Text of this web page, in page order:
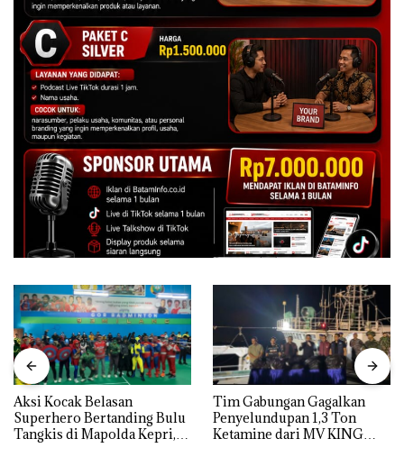
Aksi Kocak Belasan
Superhero Bertanding Bulu
Tangkis di Mapolda Kepri,
Tim Gabungan Gagalkan
Penyelundupan 1,3 Ton
Ketamine dari MV KING